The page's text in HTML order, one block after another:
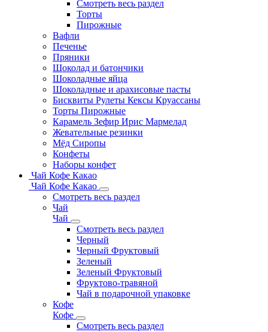
Смотреть весь раздел
Торты
Пирожные
Вафли
Печенье
Пряники
Шоколад и батончики
Шоколадные яйца
Шоколадные и арахисовые пасты
Бисквиты Рулеты Кексы Круассаны
Торты Пирожные
Карамель Зефир Ирис Мармелад
Жевательные резинки
Мёд Сиропы
Конфеты
Наборы конфет
Чай Кофе Какао
Чай Кофе Какао
Смотреть весь раздел
Чай
Чай
Смотреть весь раздел
Черный
Черный Фруктовый
Зеленый
Зеленый Фруктовый
Фруктово-травяной
Чай в подарочной упаковке
Кофе
Кофе
Смотреть весь раздел